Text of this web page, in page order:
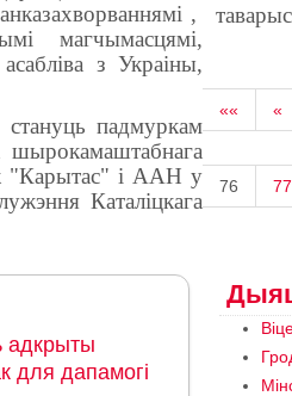
,
магчымасцямі,
з Украіны,
падмуркам
шырокамаштабнага
"Карытас" і ААН у
Каталіцкага
«« «
76 77
адкрыты
для дапамогі